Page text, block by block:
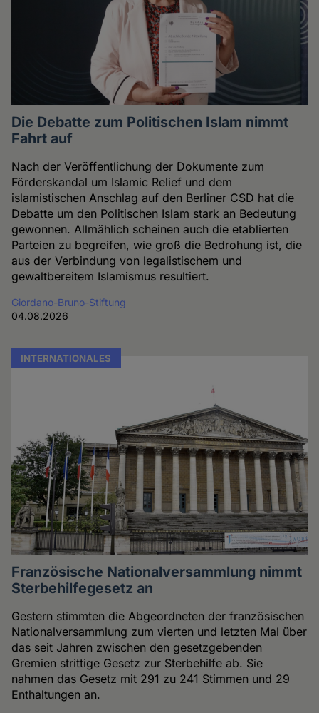
Die Debatte zum Politischen Islam nimmt
Fahrt auf
Nach der Veröffentlichung der Dokumente zum
Förderskandal um Islamic Relief und dem
islamistischen Anschlag auf den Berliner CSD hat die
Debatte um den Politischen Islam stark an Bedeutung
gewonnen. Allmählich scheinen auch die etablierten
Parteien zu begreifen, wie groß die Bedrohung ist, die
aus der Verbindung von legalistischem und
gewaltbereitem Islamismus resultiert.
Giordano-Bruno-Stiftung
04.08.2026
INTERNATIONALES
Französische Nationalversammlung nimmt
Sterbehilfegesetz an
Gestern stimmten die Abgeordneten der französischen
Nationalversammlung zum vierten und letzten Mal über
das seit Jahren zwischen den gesetzgebenden
Gremien strittige Gesetz zur Sterbehilfe ab. Sie
nahmen das Gesetz mit 291 zu 241 Stimmen und 29
Enthaltungen an.